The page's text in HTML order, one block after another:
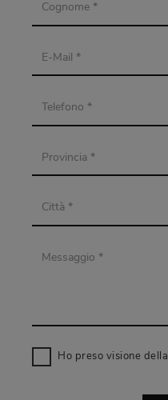
Ho preso visione della